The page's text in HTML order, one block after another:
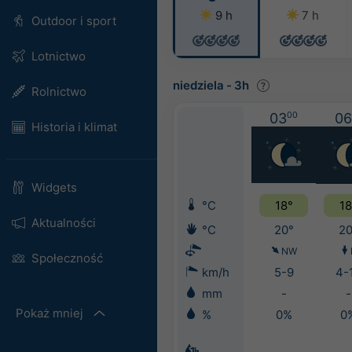
Outdoor i sport
Lotnictwo
Rolnictwo
Historia i klimat
Widgets
Aktualności
Społeczność
Pokaż mniej
9 h
7 h
niedziela - 3h
0300 06
°C 18°
°C
20°
NW
km/h 5-9
4-
mm
-
-
%
0%